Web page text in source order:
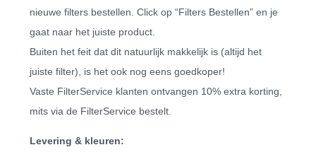
nieuwe filters bestellen. Click op “Filters Bestellen” en je
gaat naar het juiste product.
Buiten het feit dat dit natuurlijk makkelijk is (altijd het
juiste filter), is het ook nog eens goedkoper!
Vaste FilterService klanten ontvangen 10% extra korting,
mits via de FilterService bestelt.
Levering & kleuren: